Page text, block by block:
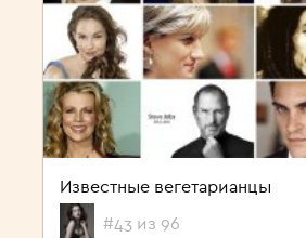
Известные вегетарианцы
#43 из 96